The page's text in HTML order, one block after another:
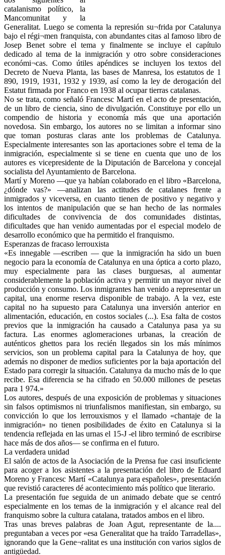
catalanismo político, la
Mancomunitat y la
Generalitat. Luego se comenta la represión su¬frida por Catalunya
bajo el régi¬men franquista, con abundantes citas al famoso libro de
Josep Benet sobre el tema y finalmente se incluye el capítulo
dedicado al tema de la inmigración y otro sobre consideraciones
económi¬cas. Como útiles apéndices se incluyen los textos del
Decreto de Nueva Planta, las bases de Manresa, los estatutos de 1
890, 1919, 1931, 1932 y 1939, así como la ley de derogación del
Estatut firmada por Franco en 1938 al ocupar tierras catalanas.
No se trata, como señaló Francesc Martí en el acto de presentación,
de un libro de ciencia, sino de divulgación. Constituye por ello un
compendio de historia y economía más que una aportación
novedosa. Sin embargo, los autores no se limitan a informar sino
que toman posturas claras ante los problemas de Catalunya.
Especialmente interesantes son las aportaciones sobre el tema de la
inmigración, especialmente si se tiene en cuenta que uno de los
autores es vicepresidente de la Diputación de Barcelona y concejal
socialista del Ayuntamiento de Barcelona.
Martí y Moreno —que ya habían colaborado en el libro «Barcelona,
¿dónde vas?» —analizan las actitudes de catalanes frente a
inmigrados y viceversa, en cuanto tienen de positivo y negativo y
los intentos de manipulación que se han hecho de las normales
dificultades de convivencia de dos comunidades distintas,
dificultades que han venido aumentadas por el especial modelo de
desarrollo económico que ha permitido el franquismo.
Esperanzas de fracaso lerrouxista
«Es innegable —escriben — que la inmigración ha sido un buen
negocio para la economía de Catalunya en una óptica a corto plazo,
muy especialmente para las clases burguesas, al aumentar
considerablemente la población activa y permitir un mayor nivel de
producción y consumo. Los inmigrantes han venido a representar un
capital, una enorme reserva disponible de trabajo. A la vez, este
capital no ha supuesto para Catalunya una inversión anterior en
alimentación, educación, en costos sociales (...). Esa falta de costos
previos que la inmigración ha causado a Catalunya pasa ya su
factura. Las enormes aglomeraciones urbanas, la creación de
auténticos ghettos para los recién llegados sin los más mínimos
servicios, son un problema capital para la Catalunya de hoy, que
además no disponer de medios suficientes por la baja aportación del
Estado para corregir la situación. Catalunya da mucho más de lo que
recibe. Esa diferencia se ha cifrado en 50.000 millones de pesetas
para 1 974.»
Los autores, después de una exposición de problemas y situaciones
sin falsos optimismos ni triunfalismos manifiestan, sin embargo, su
convicción lo que los lerrouxismos y el llamado «chantaje de la
inmigración» no tienen posibilidades de éxito en Catalunya si la
tendencia reflejada en las urnas el 15-J -el libro terminó de escribirse
hace más de dos años— se confirma en el futuro.
La verdadera unidad
El salón de actos de la Asociación de la Prensa fue casi insuficiente
para acoger a los asistentes a la presentación del libro de Eduard
Moreno y Francesc Martí «Catalunya para españoles», presentación
que revistió caracteres dé acontecimiento más político que literario.
La presentación fue seguida de un animado debate que se centró
especialmente en los temas de la inmigración y el alcance real del
franquismo sobre la cultura catalana, tratados ambos en el libro.
Tras unas breves palabras de Joan Agut, representante de la....
preguntaban a veces por «esa Generalitat que ha traído Tarradellas»,
ignorando que la Gene¬ralitat es una institución con varios siglos de
antigüedad.